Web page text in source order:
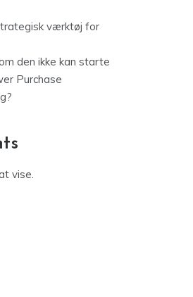
værktøj for
den ikke kan starte
Purchase
vise.